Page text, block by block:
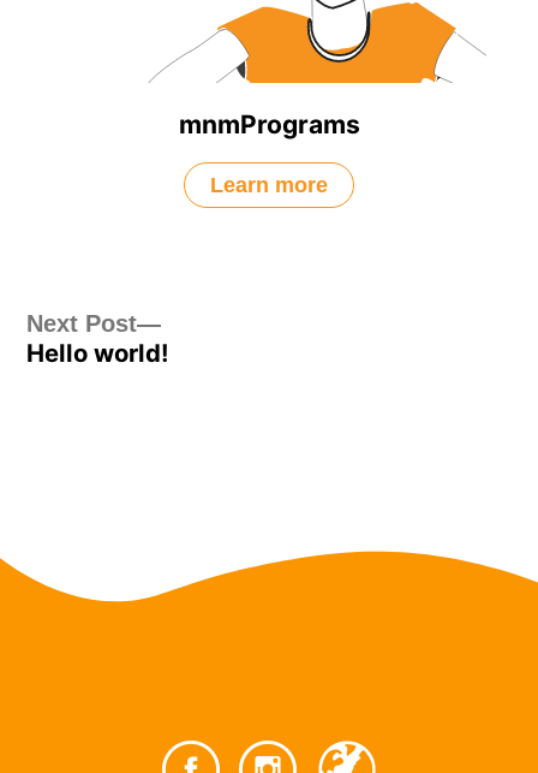
mnmPrograms
Learn more
Post
navigation
Next Post
Next
post:
Hello world!